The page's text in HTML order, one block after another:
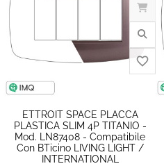
ETTROIT SPACE PLACCA
PLASTICA SLIM 4P TITANIO -
Mod. LN87408 - Compatibile
Con BTicino LIVING LIGHT /
INTERNATIONAL